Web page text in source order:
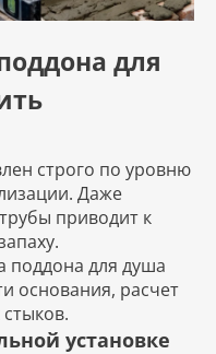
для
строго по уровню
Даже
приводит к
поддона для душа
основания, расчет
установке